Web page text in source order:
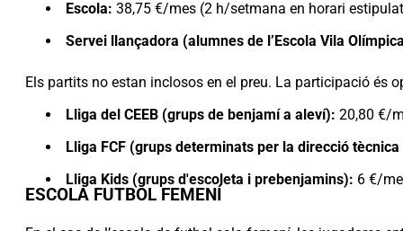
Escola: 38,75 €/mes (2 h/setmana en horari
Servei llançadora (alumnes de l’Escola Vila
Els partits no estan inclosos en el preu. La participació és
Lliga del CEEB (grups de benjamí a aleví): 20,80 €/
Lliga FCF (grups determinats per la direcció
Lliga Kids (grups d'escoleta i prebenjamins): 6 €/
ESCOLA FUTBOL FEMENÍ